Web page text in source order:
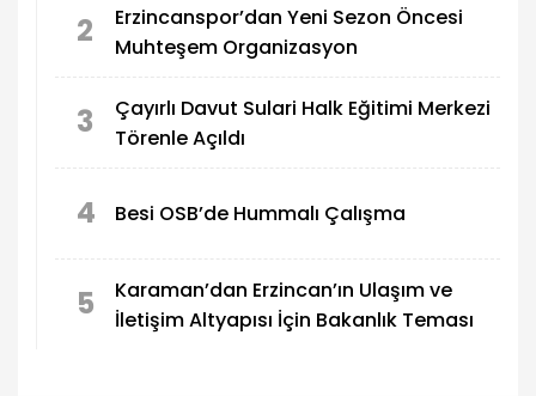
2
Erzincanspor’dan Yeni Sezon Öncesi
Muhteşem Organizasyon
3
Çayırlı Davut Sulari Halk Eğitimi Merkezi
Törenle Açıldı
4 Besi OSB’de Hummalı Çalışma
5
Karaman’dan Erzincan’ın Ulaşım ve
İletişim Altyapısı İçin Bakanlık Teması